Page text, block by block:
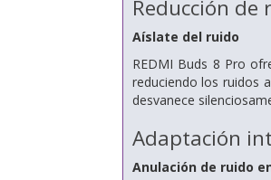
Reducción
Aíslate del ruido
REDMI Buds 8 Pro
reduciendo los ruidos
desvanece
Adaptación
Anulación de ruido